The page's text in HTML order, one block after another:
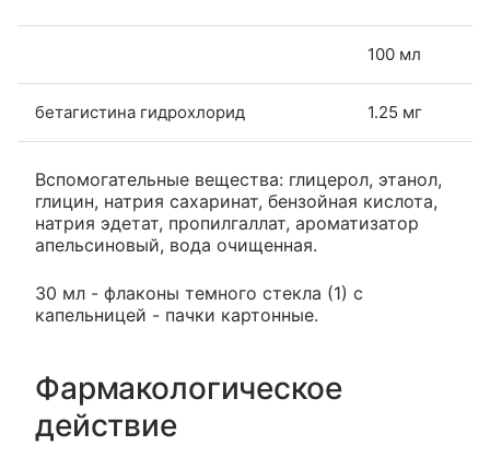
100 мл
бетагистина гидрохлорид 1.25 мг
Вспомогательные вещества: глицерол, этанол,
глицин, натрия сахаринат, бензойная кислота,
натрия эдетат, пропилгаллат, ароматизатор
апельсиновый, вода очищенная.
30 мл - флаконы темного стекла (1) с
капельницей - пачки картонные.
Фармакологическое
действие